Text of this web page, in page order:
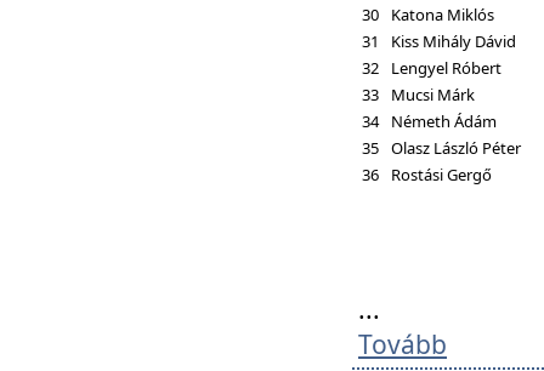
30
Katona Miklós
31
Kiss Mihály Dávid
32
Lengyel Róbert
33
Mucsi Márk
34
Németh Ádám
35 Olasz László Péter
36
Rostási Gergő
...
Tovább